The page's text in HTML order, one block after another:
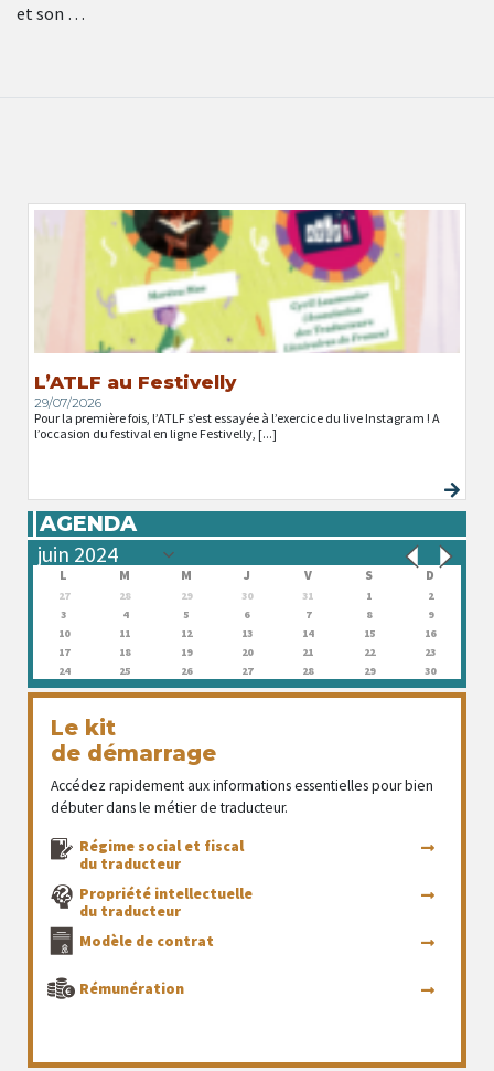
et son …
L’ATLF au Festivelly
29/07/2026
Pour la première fois, l’ATLF s’est essayée à l’exercice du live Instagram ! A
l’occasion du festival en ligne Festivelly, [...]
AGENDA
L M M J V S D
27 28 29 30 31 1
2
3
4 5 6 7 8
9
10
11 12 13 14 15
16
17
18 19 20 21 22
23
24
25 26 27 28 29 30
Le kit
de démarrage
Accédez rapidement aux informations essentielles pour bien
débuter dans le métier de traducteur.
Régime social et fiscal
du traducteur
Propriété intellectuelle
du traducteur
Modèle de contrat
Rémunération